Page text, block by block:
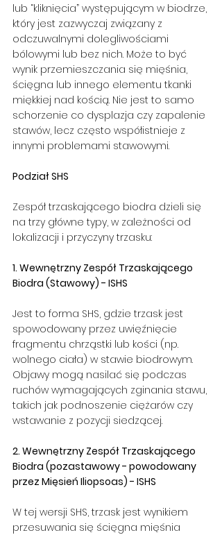
lub “kliknięcia” występującym w biodrze,
który jest zazwyczaj związany z
odczuwalnymi dolegliwościami
bólowymi lub bez nich. Może to być
wynik przemieszczania się mięśnia,
ścięgna lub innego elementu tkanki
miękkiej nad kością. Nie jest to samo
schorzenie co dysplazja czy zapalenie
stawów, lecz często współistnieje z
innymi problemami stawowymi.
Podział SHS
Zespół trzaskającego biodra dzieli się
na trzy główne typy, w zależności od
lokalizacji i przyczyny trzasku:
1. Wewnętrzny Zespół Trzaskającego
Biodra (Stawowy) - ISHS
Jest to forma SHS, gdzie trzask jest
spowodowany przez uwięźnięcie
fragmentu chrząstki lub kości (np.
wolnego ciała) w stawie biodrowym.
Objawy mogą nasilać się podczas
ruchów wymagających zginania stawu,
takich jak podnoszenie ciężarów czy
wstawanie z pozycji siedzącej.
2. Wewnętrzny Zespół Trzaskającego
Biodra (pozastawowy - powodowany
przez Mięsień Iliopsoas) - ISHS
W tej wersji SHS, trzask jest wynikiem
przesuwania się ścięgna mięśnia